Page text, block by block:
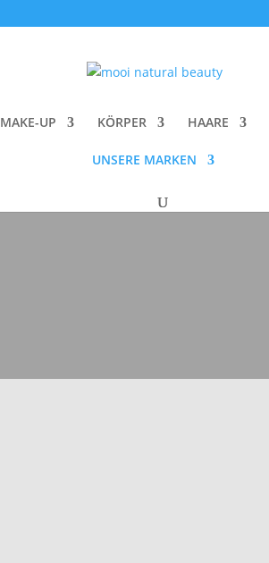
MAKE-UP KÖRPER HAARE
UNSERE MARKEN